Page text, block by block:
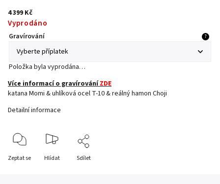
4 399 Kč
Vyprodáno
Gravírování ?
Položka byla vyprodána…
Více informací o gravírováníZDE
katana Momi & uhlíková ocel T-10 & reálný hamon Choji
Detailní informace
Zeptat se Hlídat Sdílet